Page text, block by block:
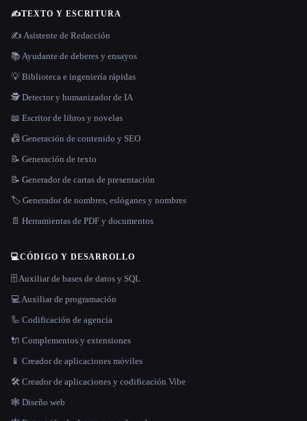
✍️TEXTO Y ESCRITURA
✍️ Asistente de Redacción
📚 Ayudante de deberes y ensayos
💡 Biblioteca e ingeniería rápidas
🕵️ Detector y humanizador de IA
📖 Escritor de libros y novelas
📠 Generación de contenido y SEO
📝 Generación de texto
📝 Generador de cartas de presentación
🏷️ Generador de nombres, eslóganes y nombres
📄 Herramientas de PDF y documentos
💻CÓDIGO Y DESARROLLO
🗄️ Auxiliar de bases de datos y SQL
💻 Auxiliar de programación
🦾 Codificación de agencia
🔌 Complementos y extensiones
📱 Creador de aplicaciones móviles
🛠️ Creador de aplicaciones y codificación Vibe
🕸 Diseño web